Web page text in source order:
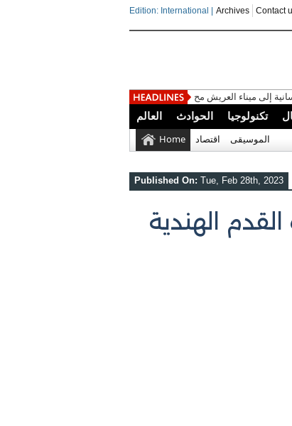
Edition: International | Archives
Contact
العريش محمَّلة بأكثر
العالم الحوادث تكنولوجيا
Home اقتصاد الموسيقى
Published On: Tue, Feb 28th, 2023
الهندية